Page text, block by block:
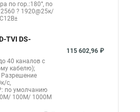
по гор.:180°, по
? 1920@25к/
TVI DS-
40 каналов с
кабелю);
Разрешение
с,
по умолчанию
100M/ 1000М
115 602,96 ₽